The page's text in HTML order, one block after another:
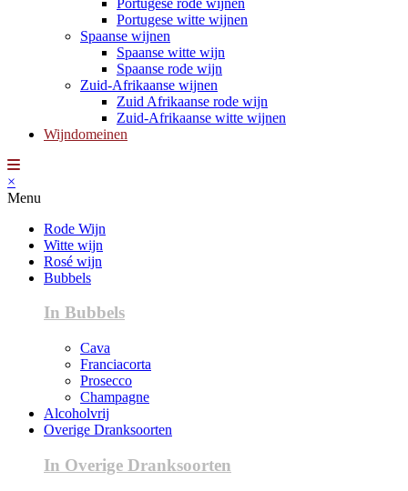
Portugese witte wijnen
Spaanse wijnen
Spaanse witte wijn
Spaanse rode wijn
Zuid-Afrikaanse wijnen
Zuid Afrikaanse rode wijn
Zuid-Afrikaanse witte wijnen
Wijndomeinen
×
Menu
Rode Wijn
Witte wijn
Rosé wijn
Bubbels
In Bubbels
Cava
Franciacorta
Prosecco
Champagne
Alcoholvrij
Overige Dranksoorten
In Overige Dranksoorten